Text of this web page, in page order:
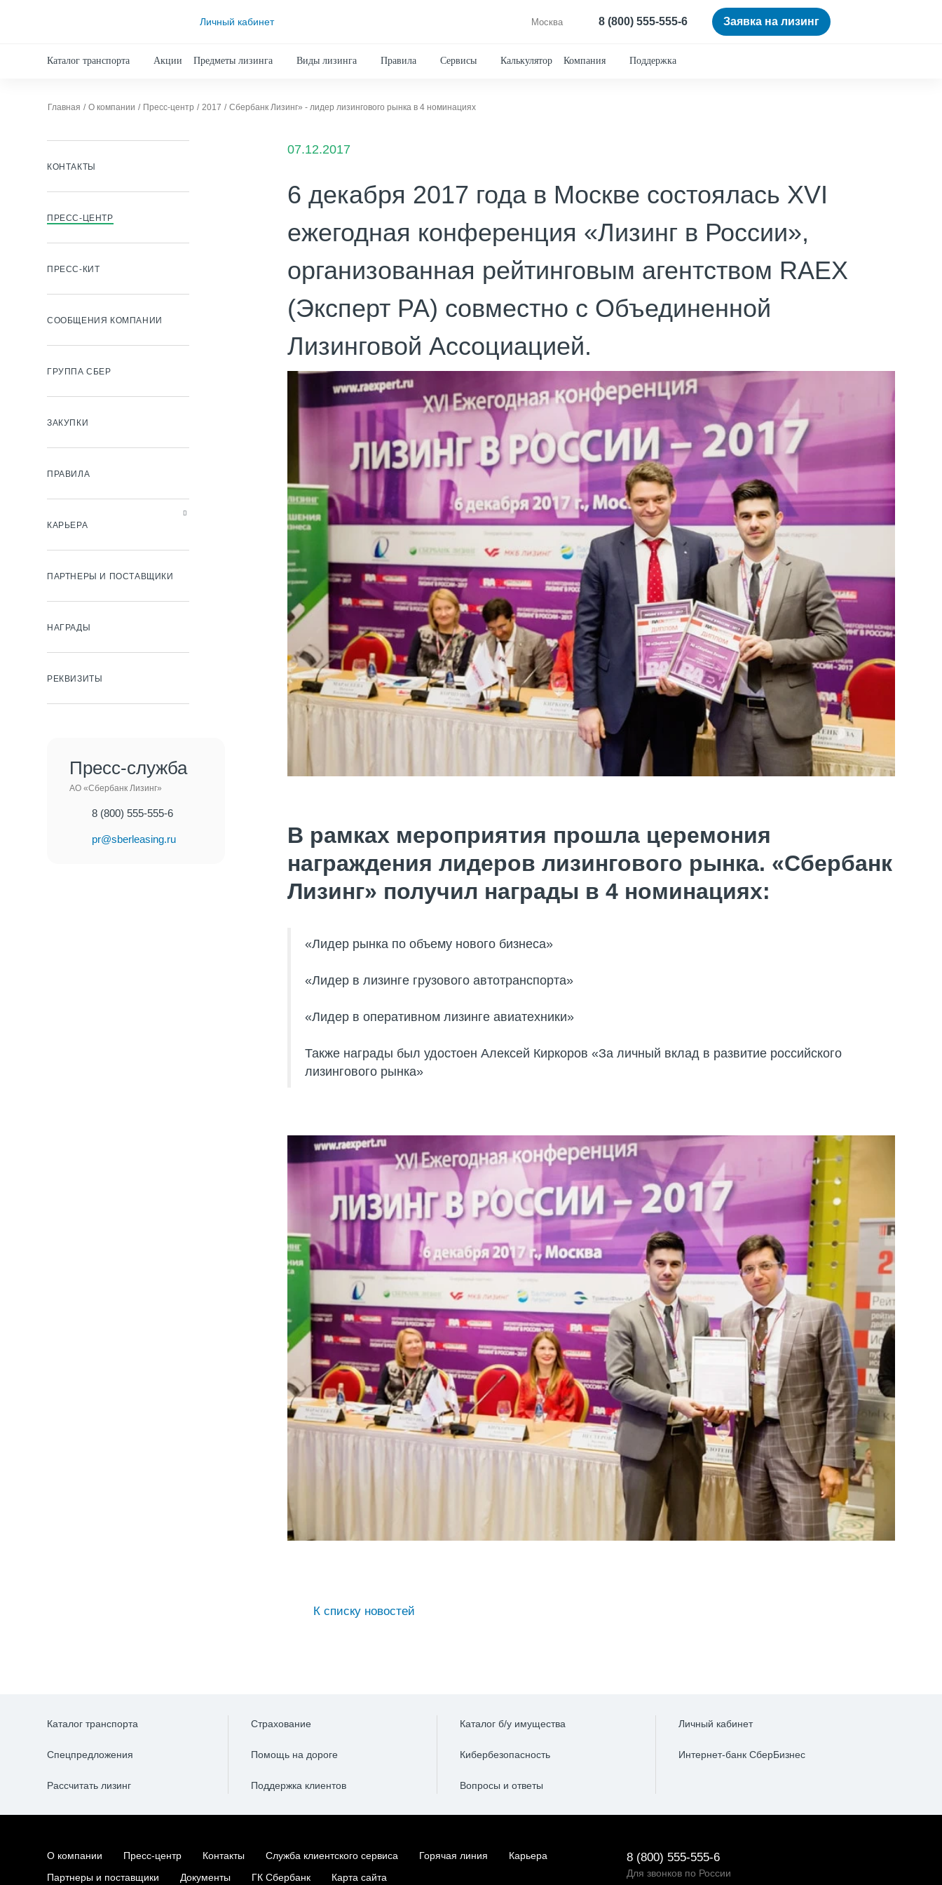
Личный кабинет Москва 8 (800) 555-555-6 Заявка на лизинг
Каталог транспорта Акции Предметы лизинга Виды лизинга Правила Сервисы Калькулятор Компания Поддержка
Главная О компании Пресс-центр 2017 Сбербанк Лизинг» - лидер лизингового рынка в 4 номинациях
КОНТАКТЫ
ПРЕСС-ЦЕНТР
ПРЕСС-КИТ
СООБЩЕНИЯ КОМПАНИИ
ГРУППА СБЕР
ЗАКУПКИ
ПРАВИЛА
КАРЬЕРА
ПАРТНЕРЫ И ПОСТАВЩИКИ
НАГРАДЫ
РЕКВИЗИТЫ
Пресс-служба
АО «Сбербанк Лизинг»
8 (800) 555-555-6
pr@sberleasing.ru
07.12.2017
6 декабря 2017 года в Москве состоялась XVI
ежегодная конференция «Лизинг в России»,
организованная рейтинговым агентством RAEX
(Эксперт РА) совместно с Объединенной
Лизинговой Ассоциацией.
В рамках мероприятия прошла церемония
награждения лидеров лизингового рынка. «Сбербанк
Лизинг» получил награды в 4 номинациях:
«Лидер рынка по объему нового бизнеса»
«Лидер в лизинге грузового автотранспорта»
«Лидер в оперативном лизинге авиатехники»
Также награды был удостоен Алексей Киркоров «За личный вклад в развитие российского
лизингового рынка»
К списку новостей
Каталог транспорта
Спецпредложения
Рассчитать лизинг
Страхование
Помощь на дороге
Поддержка клиентов
Каталог б/у имущества
Кибербезопасность
Вопросы и ответы
Личный кабинет
Интернет-банк СберБизнес
О компании Пресс-центр Контакты Служба клиентского сервиса Горячая линия
Карьера
Партнеры и поставщики
Документы ГК Сбербанк Карта сайта
8 (800) 555-555-6
Для звонков по России